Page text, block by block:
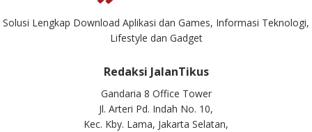
Solusi Lengkap Download Aplikasi dan Games, Informasi Teknologi,
Lifestyle dan Gadget
Redaksi JalanTikus
Gandaria 8 Office Tower
Jl. Arteri Pd. Indah No. 10,
Kec. Kby. Lama, Jakarta Selatan,